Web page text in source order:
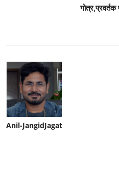
गोत्र,प्रवर्तक
Anil-JangidJagat